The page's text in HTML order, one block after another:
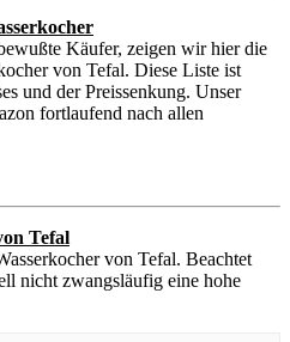
Käufer, zeigen wir hier die
von Tefal. Diese Liste ist
und der Preissenkung. Unser
fortlaufend nach allen
Tefal
von Tefal. Beachtet
nicht zwangsläufig eine hohe